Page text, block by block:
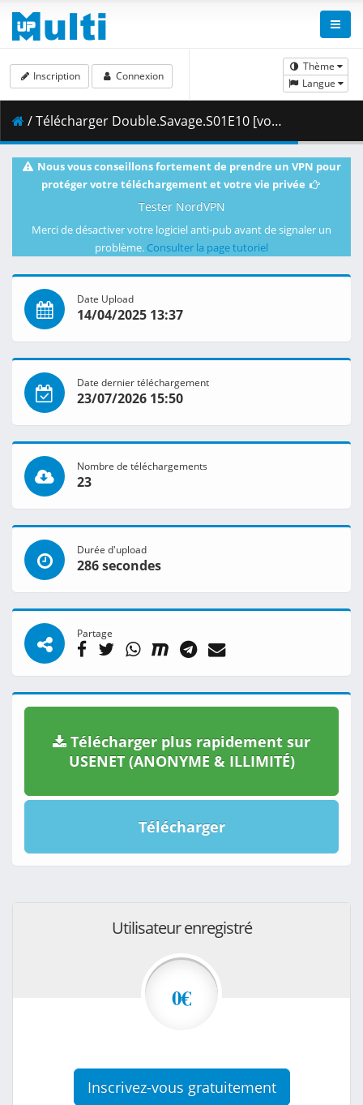
Thème
Langue
Inscription Connexion
/ Télécharger Double.Savage.S01E10 [vostfr].mp4 ( 841.42 MB )
Nous vous conseillons fortement de prendre un VPN pour
protéger votre téléchargement et votre vie privée
Tester NordVPN
Merci de désactiver votre logiciel anti-pub avant de signaler un
problème. Consulter la page tutoriel
Date Upload
14/04/2025 13:37
Date dernier téléchargement
23/07/2026 15:50
Nombre de téléchargements
23
Durée d'upload
286 secondes
Partage
Télécharger plus rapidement sur
USENET (ANONYME & ILLIMITÉ)
Télécharger
Utilisateur enregistré
0€
Inscrivez-vous gratuitement